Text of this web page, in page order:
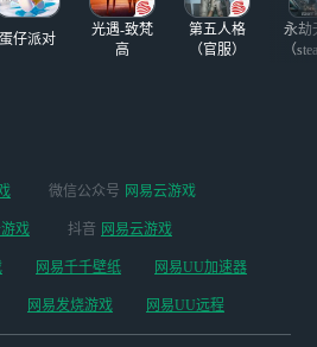
自
蛋仔派对
光遇-致梵
高
第五人格
（官服）
永劫
（
微信公众号 网易云游戏
戏 抖音 网易云游戏
网易千千壁纸 网易UU加速器
网易发烧游戏 网易UU远程